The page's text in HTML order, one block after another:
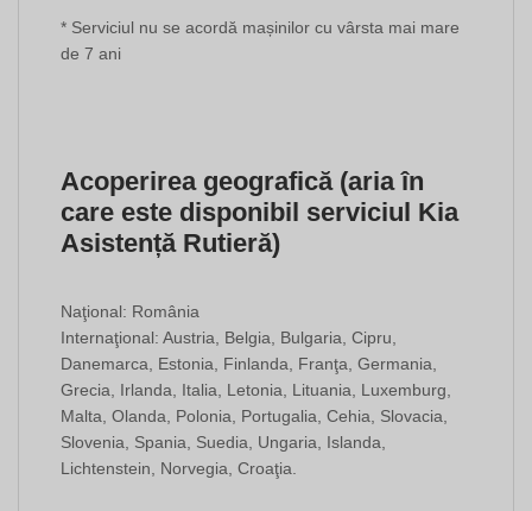
* Serviciul nu se acordă mașinilor cu vârsta mai mare
de 7 ani
Acoperirea geografică (aria în
care este disponibil serviciul Kia
Asistență Rutieră)
Naţional: România
Internaţional: Austria, Belgia, Bulgaria, Cipru,
Danemarca, Estonia, Finlanda, Franţa, Germania,
Grecia, Irlanda, Italia, Letonia, Lituania, Luxemburg,
Malta, Olanda, Polonia, Portugalia, Cehia, Slovacia,
Slovenia, Spania, Suedia, Ungaria, Islanda,
Lichtenstein, Norvegia, Croaţia.